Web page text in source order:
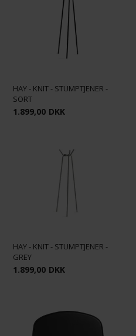
HAY - KNIT - STUMPTJENER -
SORT
1.899,00 DKK
HAY - KNIT - STUMPTJENER -
GREY
1.899,00 DKK